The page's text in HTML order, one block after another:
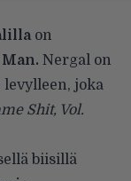
on
Nergal on
joka
Shit, Vol.
biisillä